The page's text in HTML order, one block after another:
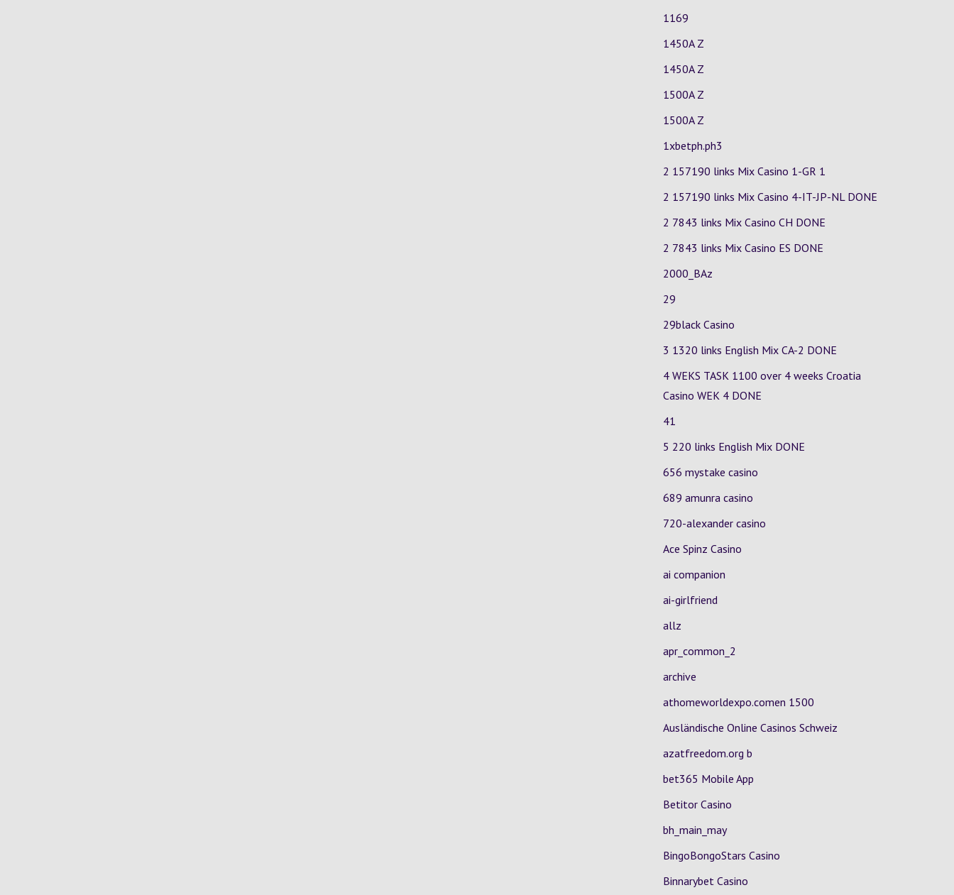
1169
1450A Z
1450A Z
1500A Z
1500A Z
1xbetph.ph3
2 157190 links Mix Casino 1-GR 1
2 157190 links Mix Casino 4-IT-JP-NL DONE
2 7843 links Mix Casino CH DONE
2 7843 links Mix Casino ES DONE
2000_BAz
29
29black Casino
3 1320 links English Mix CA-2 DONE
4 WEKS TASK 1100 over 4 weeks Croatia
Casino WEK 4 DONE
41
5 220 links English Mix DONE
656 mystake casino
689 amunra casino
720-alexander casino
Ace Spinz Casino
ai companion
ai-girlfriend
allz
apr_common_2
archive
athomeworldexpo.comen 1500
Ausländische Online Casinos Schweiz
azatfreedom.org b
bet365 Mobile App
Betitor Casino
bh_main_may
BingoBongoStars Casino
Binnarybet Casino